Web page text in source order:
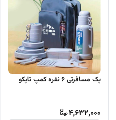
پک مسافرتی 6 نفره کمپ تاپکو
4,632,000